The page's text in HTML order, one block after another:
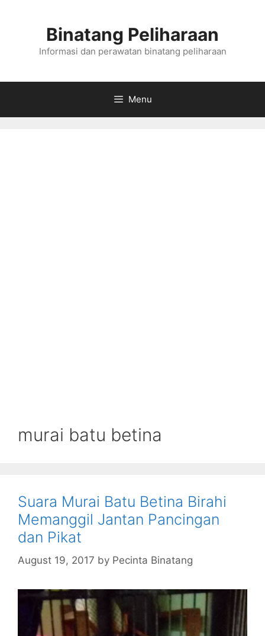
Binatang Peliharaan
Informasi dan perawatan binatang peliharaan
Menu
murai batu betina
Suara Murai Batu Betina Birahi
Memanggil Jantan Pancingan
dan Pikat
August 19, 2017 by Pecinta Binatang